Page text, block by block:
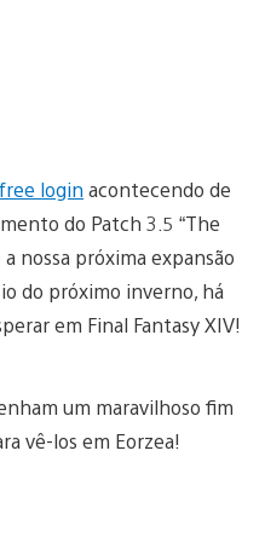
login acontecendo de
do Patch 3.5 “The
nossa próxima expansão
do próximo inverno, há
em Final Fantasy XIV!
um maravilhoso fim
vê-los em Eorzea!